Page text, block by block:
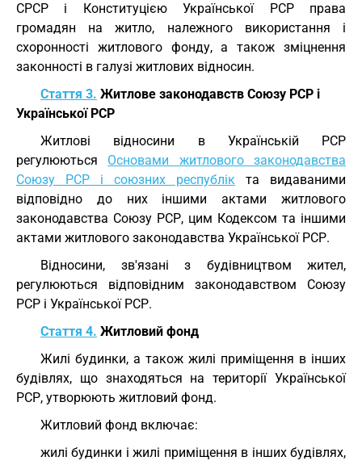
СРСР і Конституцією Української РСР права
громадян на житло, належного використання і
схоронності житлового фонду, а також зміцнення
законності в галузі житлових відносин.
Стаття 3. Житлове законодавств Союзу РСР і
Української РСР
Житлові відносини в Українській РСР
регулюються Основами житлового законодавства
Союзу РСР і союзних республік та видаваними
відповідно до них іншими актами житлового
законодавства Союзу РСР, цим Кодексом та іншими
актами житлового законодавства Української РСР.
Відносини, зв'язані з будівництвом жител,
регулюються відповідним законодавством Союзу
РСР і Української РСР.
Стаття 4. Житловий фонд
Жилі будинки, а також жилі приміщення в інших
будівлях, що знаходяться на території Української
РСР, утворюють житловий фонд.
Житловий фонд включає:
жилі будинки і жилі приміщення в інших будівлях,